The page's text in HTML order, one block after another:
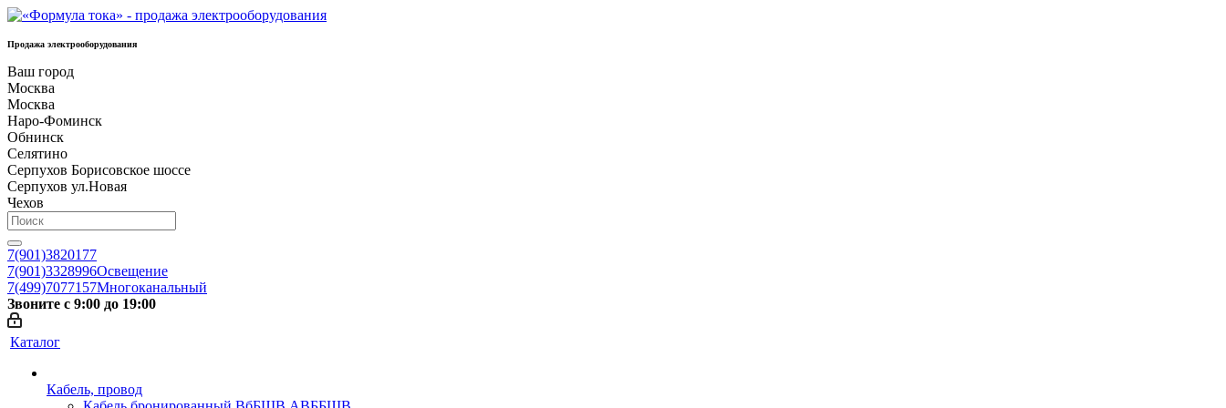
Продажа электрооборудования
Ваш город
Москва
Москва
Наро-Фоминск
Обнинск
Селятино
Серпухов Борисовское шоссе
Серпухов ул.Новая
Чехов
7(901)3820177
7(901)3328996Освещение
7(499)7077157Многоканальный
Звоните с 9:00 до 19:00
Каталог
Кабель, провод